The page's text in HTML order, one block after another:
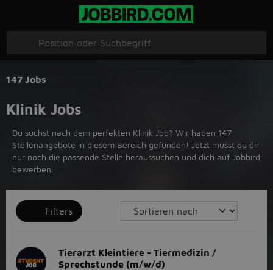
147 Jobs
Klinik Jobs
Du suchst nach dem perfekten Klinik Job? Wir haben 147
Stellenangebote in diesem Bereich gefunden! Jetzt musst du dir
nur noch die passende Stelle heraussuchen und dich auf Jobbird
bewerben.
Filters
Tierarzt Kleintiere - Tiermedizin /
Sprechstunde (m/w/d)